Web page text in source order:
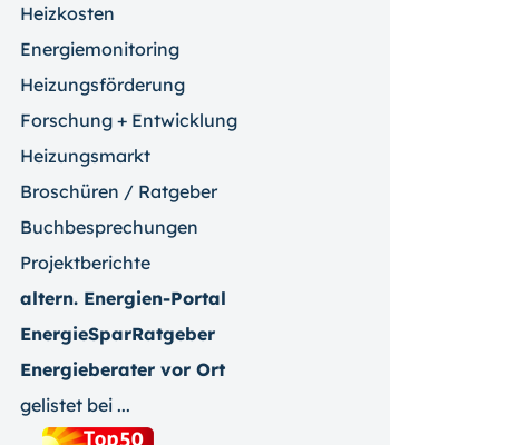
Heizkosten
Energiemonitoring
Heizungsförderung
Forschung + Entwicklung
Heizungsmarkt
Broschüren / Ratgeber
Buchbesprechungen
Projektberichte
altern. Energien-Portal
EnergieSparRatgeber
Energieberater vor Ort
gelistet bei ...